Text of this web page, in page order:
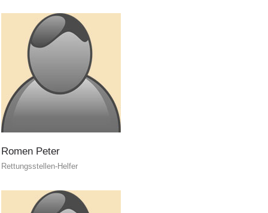
Romen Peter
Rettungsstellen-Helfer